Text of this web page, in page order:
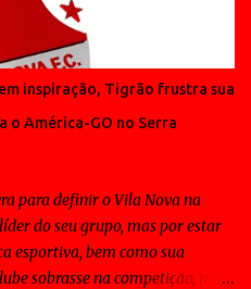
inspiração, Tigrão frustra sua
o América-GO no Serra
para definir o Vila Nova na
do seu grupo, mas por estar
esportiva, bem como sua
sobrasse na competição, mas